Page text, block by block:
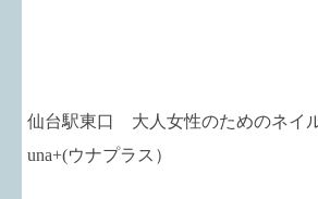
仙台駅東口 大人女性のためのネイ
una+(ウナプラス）